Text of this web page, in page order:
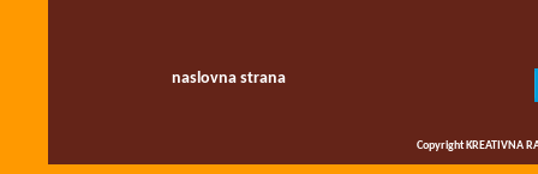
naslovna strana
Copyright KREATIVNA